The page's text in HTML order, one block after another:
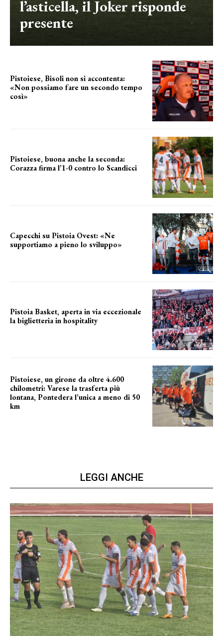
l’asticella, il Joker risponde
presente
Pistoiese, Bisoli non si accontenta:
«Non possiamo fare un secondo tempo
così»
Pistoiese, buona anche la seconda:
Corazza firma l’1-0 contro lo Scandicci
Capecchi su Pistoia Ovest: «Ne
supportiamo a pieno lo sviluppo»
Pistoia Basket, aperta in via eccezionale
la biglietteria in hospitality
Pistoiese, un girone da oltre 4.600
chilometri: Varese la trasferta più
lontana, Pontedera l’unica a meno di 50
km
LEGGI ANCHE